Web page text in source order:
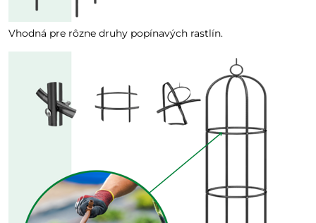
Vhodná pre rôzne druhy popínavých rastlín.